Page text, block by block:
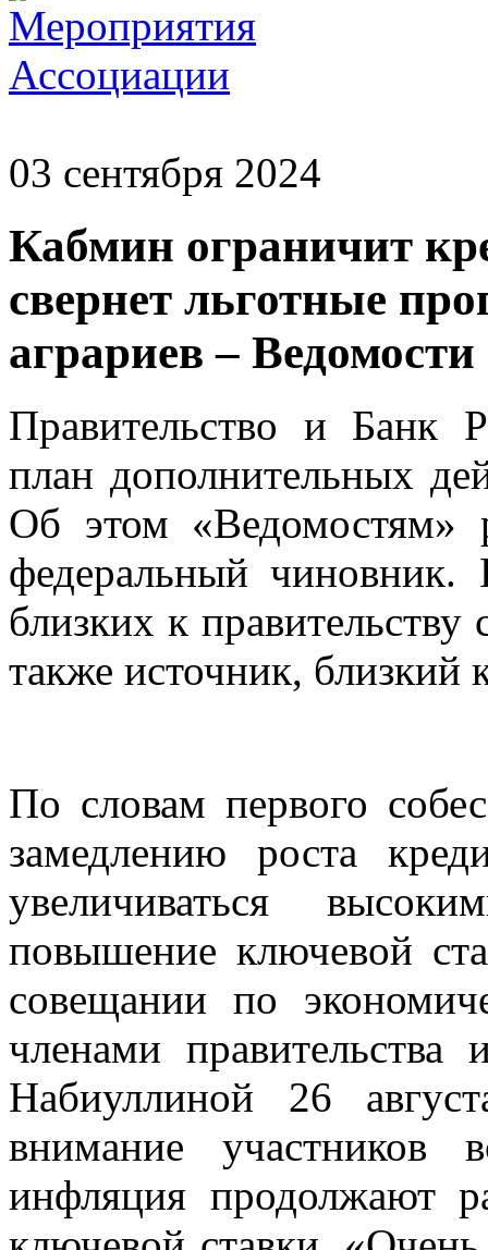
03 сентября 2024
Кабмин ограничит
свернет льготные
аграриев – Ведомости
Правительство и Банк
план дополнительных
Об этом «Ведомостям»
федеральный
близких к правительству
также источник, близкий
По словам первого
замедлению роста
увеличиваться
повышение ключевой
совещании по
членами
Набиуллиной 26
внимание участников
инфляция продолжают